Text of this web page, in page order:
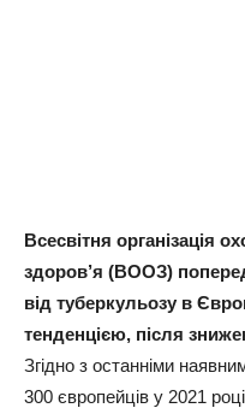
Всесвітня організація
здоров’я (ВООЗ)
від туберкульозу в
тенденцією, після
Згідно з останніми
300 європейців у 2021